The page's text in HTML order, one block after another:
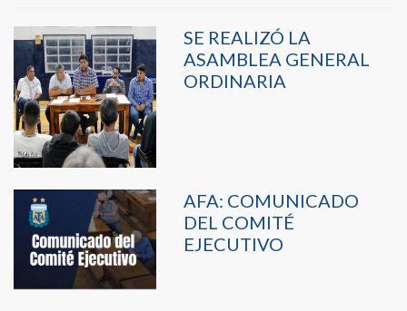
SE REALIZÓ LA
ASAMBLEA GENERAL
ORDINARIA
AFA: COMUNICADO
DEL COMITÉ
EJECUTIVO